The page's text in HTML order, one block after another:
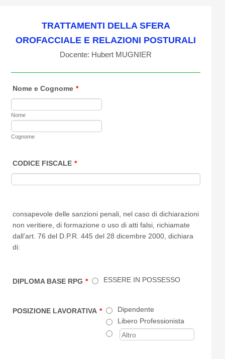
TRATTAMENTI DELLA SFERA
OROFACCIALE E RELAZIONI POSTURALI
Docente: Hubert MUGNIER
Nome e Cognome *
Nome
Cognome
CODICE FISCALE *
consapevole delle sanzioni penali, nel caso di dichiarazioni
non veritiere, di formazione o uso di atti falsi, richiamate
dall’art. 76 del D.P.R. 445 del 28 dicembre 2000, dichiara
di:
DIPLOMA BASE RPG * ESSERE IN POSSESSO
POSIZIONE LAVORATIVA *
Dipendente
Libero Professionista